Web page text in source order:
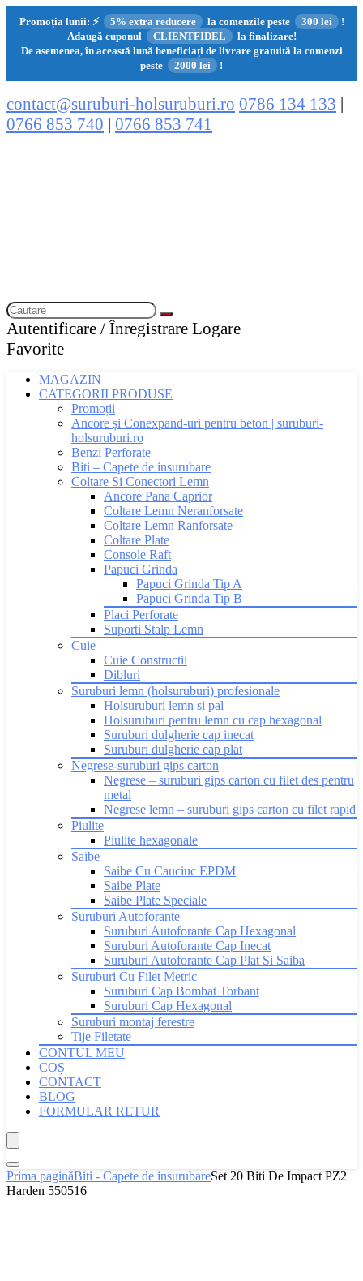
Promoția lunii: ⚡ 5% extra reducere la comenzile peste 300 lei
!
Adaugă cuponul
CLIENTFIDEL
la finalizare!
De asemenea, în această lună beneficiați de livrare gratuită la comenzi
peste
2000 lei !
contact@suruburi-holsuruburi.ro 0786 134 133 |
0766 853 740 | 0766 853 741
Autentificare / Înregistrare Logare
Favorite
MAGAZIN
CATEGORII PRODUSE
Promoții
Ancore și Conexpand-uri pentru beton | suruburi-
holsuruburi.ro
Benzi Perforate
Biti – Capete de insurubare
Coltare Si Conectori Lemn
Ancore Pana Caprior
Coltare Lemn Neranforsate
Coltare Lemn Ranforsate
Coltare Plate
Console Raft
Papuci Grinda
Papuci Grinda Tip A
Papuci Grinda Tip B
Placi Perforate
Suporti Stalp Lemn
Cuie
Cuie Constructii
Dibluri
Suruburi lemn (holsuruburi) profesionale
Holsuruburi lemn si pal
Holsuruburi pentru lemn cu cap hexagonal
Suruburi dulgherie cap inecat
Suruburi dulgherie cap plat
Negrese-suruburi gips carton
Negrese – suruburi gips carton cu filet des pentru
metal
Negrese lemn – suruburi gips carton cu filet rapid
Piulite
Piulite hexagonale
Saibe
Saibe Cu Cauciuc EPDM
Saibe Plate
Saibe Plate Speciale
Suruburi Autoforante
Suruburi Autoforante Cap Hexagonal
Suruburi Autoforante Cap Inecat
Suruburi Autoforante Cap Plat Si Saiba
Suruburi Cu Filet Metric
Suruburi Cap Bombat Torbant
Suruburi Cap Hexagonal
Suruburi montaj ferestre
Tije Filetate
CONTUL MEU
COȘ
CONTACT
BLOG
FORMULAR RETUR
Prima paginăBiti - Capete de insurubareSet 20 Biti De Impact PZ2
Harden 550516